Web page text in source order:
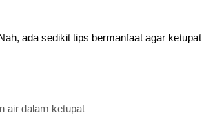
ada sedikit tips bermanfaat agar ketupat
air dalam ketupat